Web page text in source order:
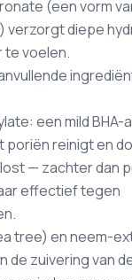
(een vorm
verzorgt diepe
te voelen.
een mild BHA-
poriën reinigt en
— zachter dan
effectief tegen
tree) en neem-
de zuivering van